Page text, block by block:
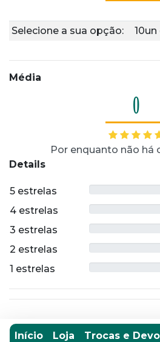
Selecione a sua opção: 10un
Média
0
Por enquanto não há
Details
5 estrelas
4 estrelas
3 estrelas
2 estrelas
1 estrelas
Início Loja Trocas e